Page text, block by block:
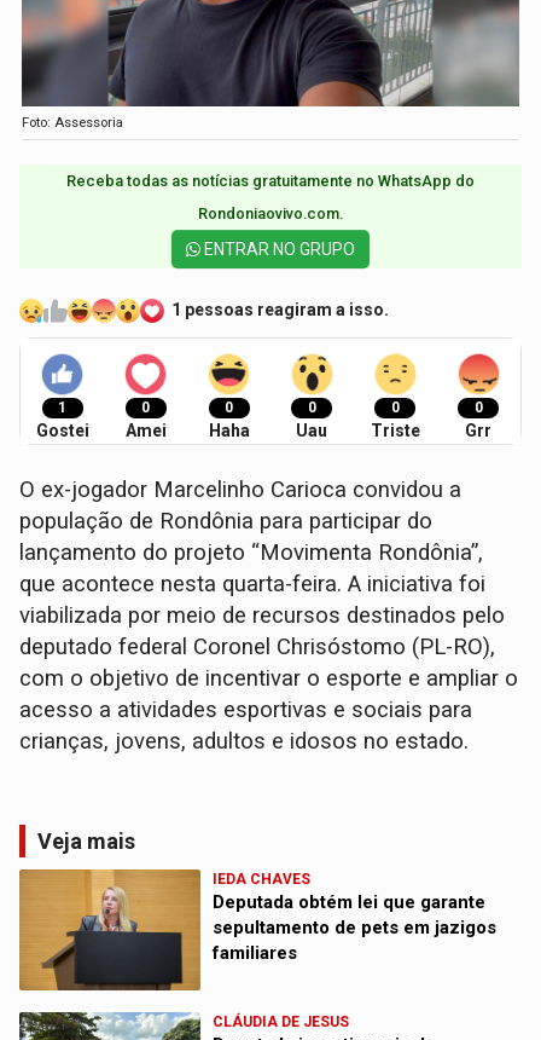
Foto: Assessoria
Receba todas as notícias gratuitamente no WhatsApp do
Rondoniaovivo.com.​
ENTRAR NO GRUPO
1 pessoas reagiram a isso.
1
Gostei
0
Amei
0
Haha
0
Uau
0
Triste
0
Grr
O ex-jogador Marcelinho Carioca convidou a
população de Rondônia para participar do
lançamento do projeto “Movimenta Rondônia”,
que acontece nesta quarta-feira. A iniciativa foi
viabilizada por meio de recursos destinados pelo
deputado federal Coronel Chrisóstomo (PL-RO),
com o objetivo de incentivar o esporte e ampliar o
acesso a atividades esportivas e sociais para
crianças, jovens, adultos e idosos no estado.
Veja mais
IEDA CHAVES
Deputada obtém lei que garante
sepultamento de pets em jazigos
familiares
CLÁUDIA DE JESUS